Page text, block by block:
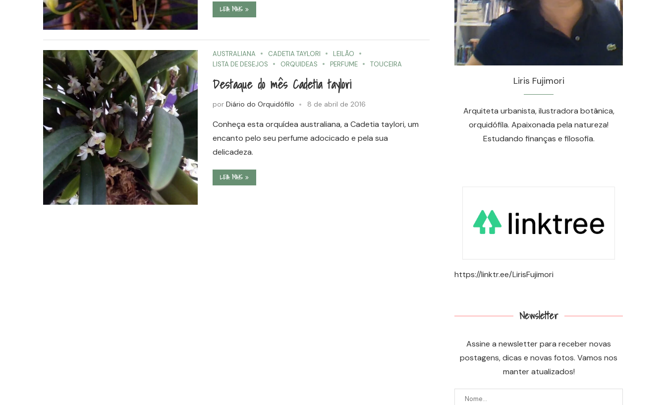
LEIA MAIS
AUSTRALIANA CADETIA TAYLORI
LEILÃO
LISTA DE DESEJOS
ORQUIDEAS PERFUME TOUCEIRA
Destaque do mês Cadetia taylori
por Diário do Orquidófilo 8 de abril de 2016
Conheça esta orquídea australiana, a Cadetia taylori, um
encanto pelo seu perfume adocicado e pela sua
delicadeza.
LEIA MAIS
Liris Fujimori
Arquiteta urbanista, ilustradora botânica,
orquidófila. Apaixonada pela natureza!
Estudando finanças e filosofia.
https://linktr.ee/LirisFujimori
Newsletter
Assine a newsletter para receber novas
postagens, dicas e novas fotos. Vamos nos
manter atualizados!